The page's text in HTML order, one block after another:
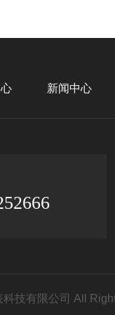
新闻中心
科技有限公司 All